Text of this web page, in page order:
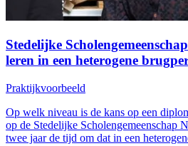
Stedelijke
leren in een heterogene
Praktijkvoorbeeld
Op welk niveau is de kans op een
op de Stedelijke Scholengemeenschap
twee jaar de tijd om dat in een